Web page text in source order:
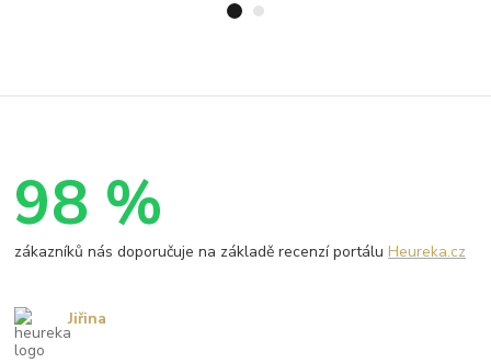
98 %
zákazníků nás doporučuje na základě recenzí portáluHeureka.cz
Jiřina